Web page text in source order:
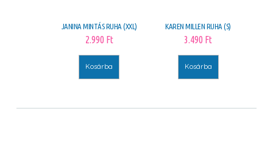
JANINA MINTÁS RUHA (XXL)
2.990 Ft
Kosárba
KAREN MILLEN RUHA (S)
3.490 Ft
Kosárba